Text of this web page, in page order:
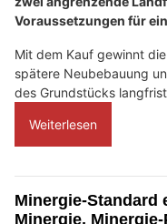
Voraussetzungen für
Mit dem Kauf gewinnt
spätere Neubebauung
des Grundstücks
Weiterlesen
Minergie-Standard
Minergie,